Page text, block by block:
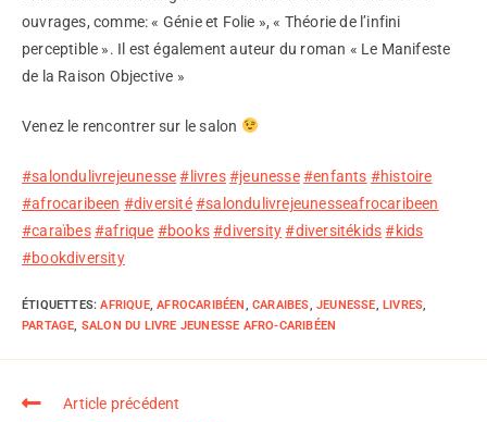
ouvrages, comme: « Génie et Folie », « Théorie de l’infini
perceptible ». Il est également auteur du roman « Le Manifeste
de la Raison Objective »
Venez le rencontrer sur le salon
#salondulivrejeunesse #livres #jeunesse #enfants #histoire
#afrocaribeen #diversité #salondulivrejeunesseafrocaribeen
#caraïbes #afrique #books #diversity #diversitékids #kids
#bookdiversity
ÉTIQUETTES:AFRIQUE, AFROCARIBÉEN, CARAIBES, JEUNESSE, LIVRES,
PARTAGE, SALON DU LIVRE JEUNESSE AFRO-CARIBÉEN
Article précédent